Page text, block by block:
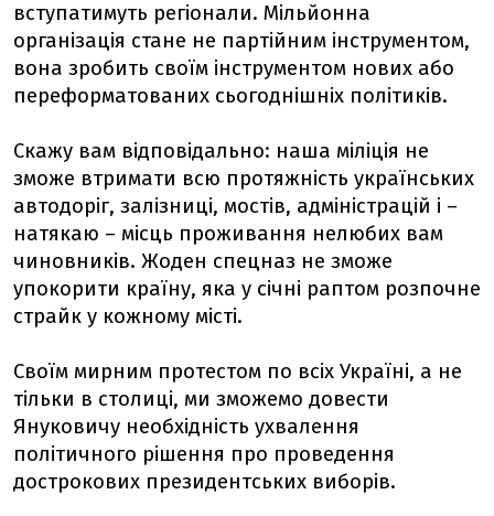
вступатимуть регіонали. Мільйонна
організація стане не партійним інструментом,
вона зробить своїм інструментом нових або
переформатованих сьогоднішніх політиків.
Скажу вам відповідально: наша міліція не
зможе втримати всю протяжність українських
автодоріг, залізниці, мостів, адміністрацій і –
натякаю – місць проживання нелюбих вам
чиновників. Жоден спецназ не зможе
упокорити країну, яка у січні раптом розпочне
страйк у кожному місті.
Своїм мирним протестом по всіх Україні, а не
тільки в столиці, ми зможемо довести
Януковичу необхідність ухвалення
політичного рішення про проведення
дострокових президентських виборів.